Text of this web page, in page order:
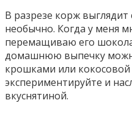
В разрезе корж
необычно. Когда у меня
перемащиваю его
домашнюю выпечку
крошками или
экспериментируйте и
вкуснятиной.